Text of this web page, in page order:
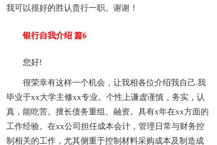
我可以很好的胜认贵行一职。谢谢！
银行自我介绍 篇6
您好!
很荣幸有这样一个机会，让我相各位介绍我自己.我
毕业于xx大学主修xx专业。个性上谦虚谨慎，务实，认
真，能吃苦。擅长债务重组、融资。具有x年在xx方面的
工作经验。在xx公司担任成本会计，管理日常与财务控
制相关的工作，尤其侧重于控制材料采购成本及制造成